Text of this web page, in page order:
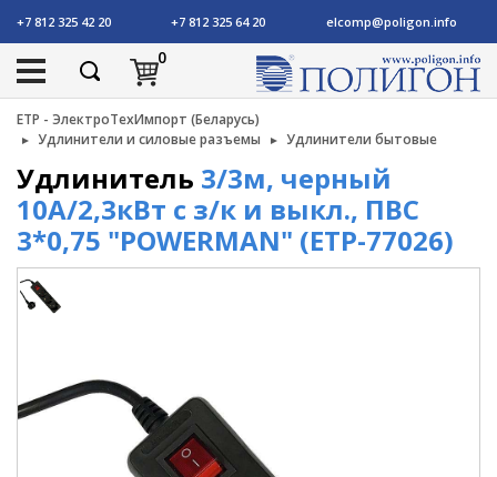
+7 812 325 42 20 +7 812 325 64 20 elcomp@poligon.info
0
ETP - ЭлектроТехИмпорт (Беларусь)
Удлинители и силовые разъемы
Удлинители бытовые
Удлинитель 3/3м, черный
10А/2,3кВт с з/к и выкл., ПВС
3*0,75 "POWERMAN" (ETP-77026)